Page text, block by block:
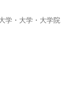
学・大学・大学院